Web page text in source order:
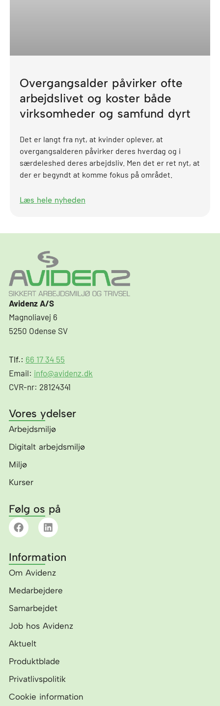
Overgangsalder påvirker ofte
arbejdslivet og koster både
virksomheder og samfund dyrt
Det er langt fra nyt, at kvinder oplever, at
overgangsalderen påvirker deres hverdag og i
særdeleshed deres arbejdsliv. Men det er ret nyt, at
der er begyndt at komme fokus på området.
Læs hele nyheden
Avidenz A/S
Magnoliavej 6
5250 Odense SV
Tlf.: 66 17 34 55
Email: info@avidenz.dk
CVR-nr: 28124341
Vores ydelser
Arbejdsmiljø
Digitalt arbejdsmiljø
Miljø
Kurser
Følg os på
F
a
e
b
o
k
L
i
k
e
d
n
Information
Om Avidenz
Medarbejdere
Samarbejdet
Job hos Avidenz
Aktuelt
Produktblade
Privatlivspolitik
Cookie information